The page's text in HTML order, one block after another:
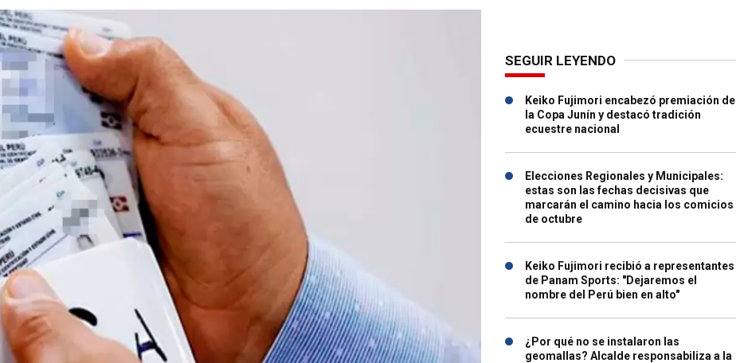
SEGUIR LEYENDO
Keiko Fujimori encabezó premiación de
la Copa Junín y destacó tradición
ecuestre nacional
Elecciones Regionales y Municipales:
estas son las fechas decisivas que
marcarán el camino hacia los comicios
de octubre
Keiko Fujimori recibió a representantes
de Panam Sports: "Dejaremos el
nombre del Perú bien en alto"
¿Por qué no se instalaron las
geomallas? Alcalde responsabiliza a la